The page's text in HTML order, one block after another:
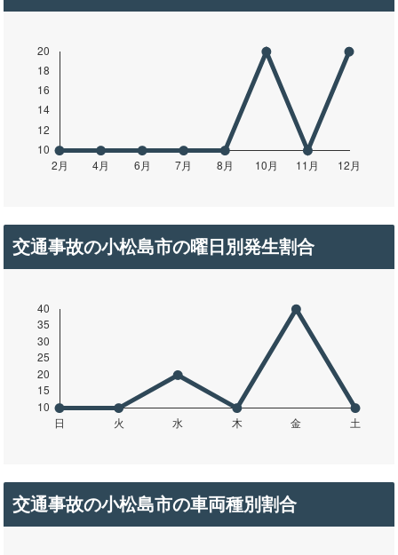
交通事故の小松島市の曜日別発生割合
交通事故の小松島市の車両種別割合